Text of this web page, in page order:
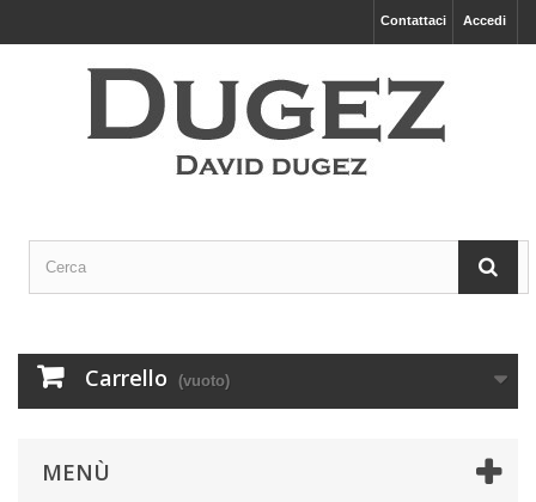
Accedi
Contattaci
Carrello (vuoto)
MENÙ